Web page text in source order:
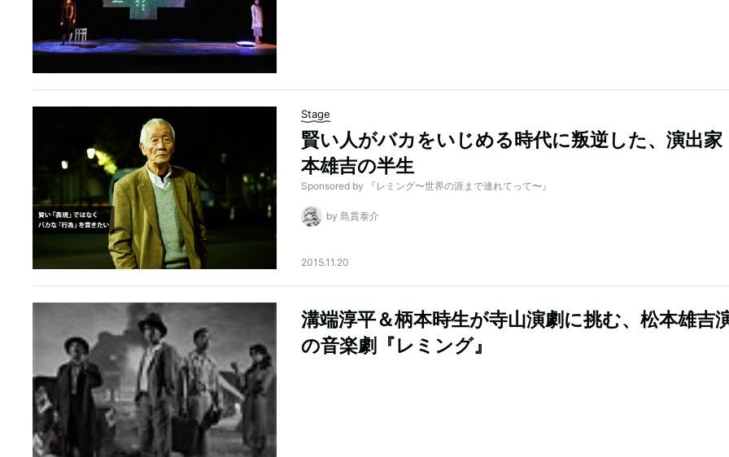
Stage
賢い人がバカをいじめる時代に叛逆した、演出家
本雄吉の半生
Sponsored by 『レミング〜世界の涯まで連れてって〜』
by 島貫泰介
2015.11.20
溝端淳平＆柄本時生が寺山演劇に挑む、松本雄吉
の音楽劇『レミング』